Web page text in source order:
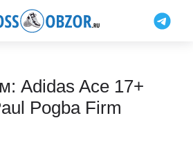
Adidas Ace 17+
Pogba Firm